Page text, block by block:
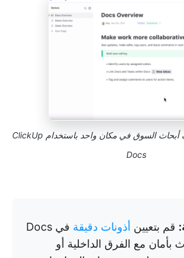
قم بتجميع جميع أهداف أبحاث السوق في مكان واحد باستخدام ClickUp
Docs
قم بتعيين أذونات دقيقة
في Docs
بأمان مع الفرق الداخلية أو